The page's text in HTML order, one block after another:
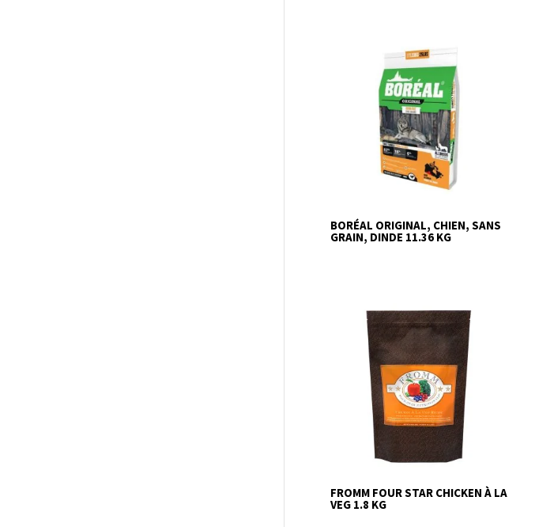
BORÉAL ORIGINAL, CHIEN, SANS
GRAIN, DINDE 11.36 KG
FROMM FOUR STAR CHICKEN À LA
VEG 1.8 KG